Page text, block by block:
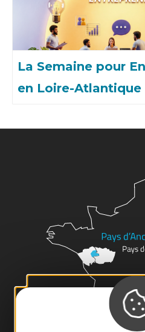
La Semaine pour
en Loire-Atlantique